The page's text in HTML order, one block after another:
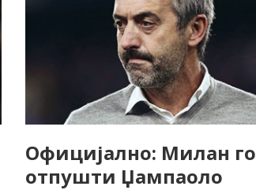
Официјално: Милан го
отпушти Џампаоло